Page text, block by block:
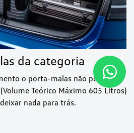
da categoria
o porta-malas não poderia
Teórico Máximo 605 Litros)
nada para trás.